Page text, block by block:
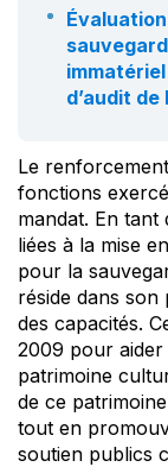
d’audit de
Le
fonctions
mandat. En tant
liées à la mise
pour la
réside dans
des capacités.
2009 pour
patrimoine
de ce
tout en
soutien publics